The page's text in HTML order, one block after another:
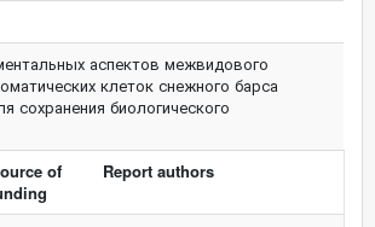
аспектов межвидового
клеток снежного барса
сохранения биологического
of
Report authors